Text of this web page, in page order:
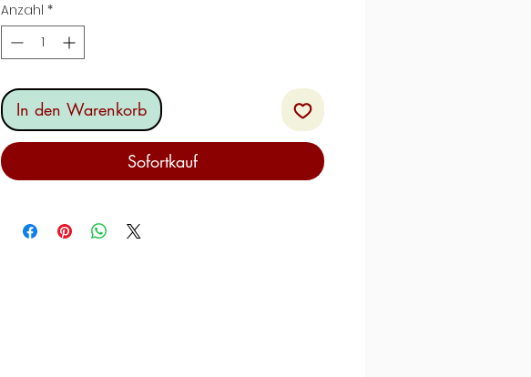
Anzahl *
In den Warenkorb
Sofortkauf